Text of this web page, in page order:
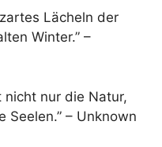
Lächeln der
Winter.” –
nicht nur die Natur,
Seelen.” – Unknown